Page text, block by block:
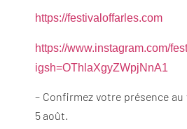
https://festivaloffarles.com
https://www.instagram.com/
igsh=OThlaXgyZWpjNnA1
– Confirmez votre présence
5 août.